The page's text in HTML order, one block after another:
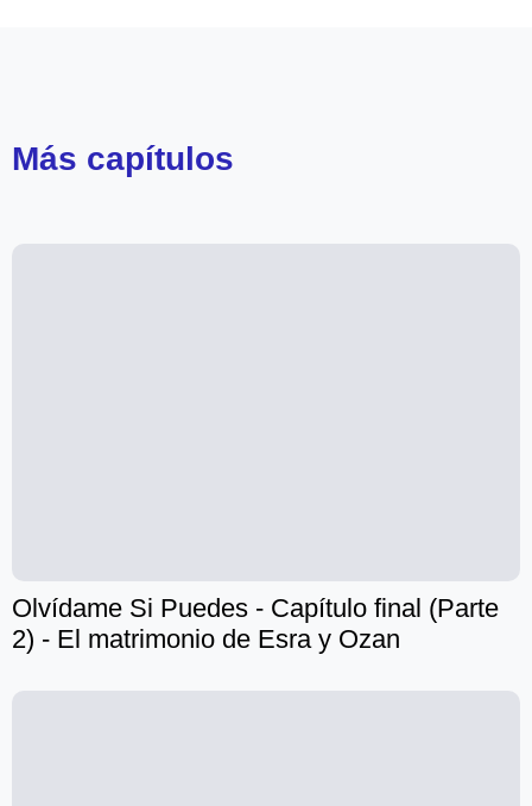
Más capítulos
Olvídame Si Puedes - Capítulo final (Parte
2) - El matrimonio de Esra y Ozan